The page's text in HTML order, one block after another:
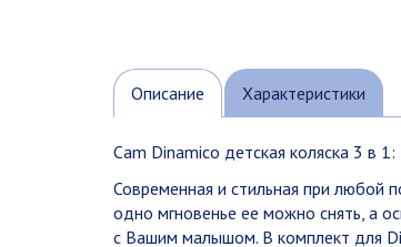
Описание Характеристики
Cam Dinamico детская коляска 3 в 1:
Современная и стильная при любой
одно мгновенье ее можно снять, а
с Вашим малышом. В комплект для